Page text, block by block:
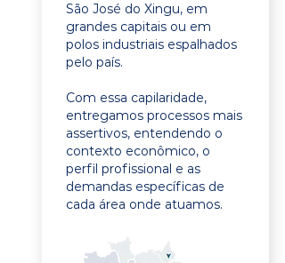
São José do Xingu, em
grandes capitais ou em
polos industriais espalhados
pelo país.
Com essa capilaridade,
entregamos processos mais
assertivos, entendendo o
contexto econômico, o
perfil profissional e as
demandas específicas de
cada área onde atuamos.